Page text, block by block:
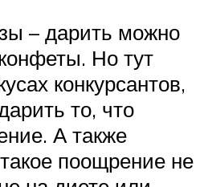
– дарить можно
Но тут
конкурсантов,
то, что
А также
поощрение не